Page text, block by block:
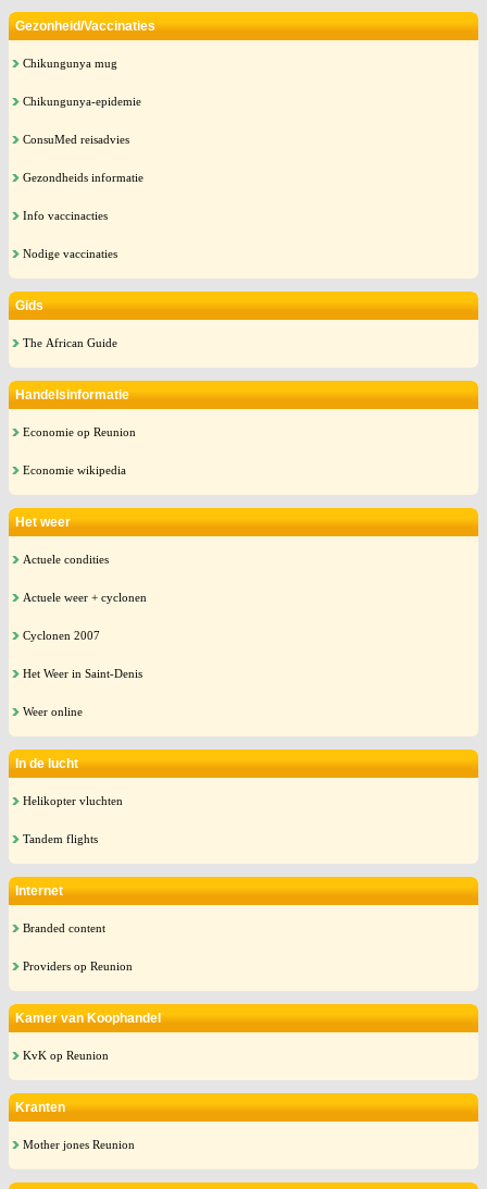
Gezonheid/Vaccinaties
Chikungunya mug
Chikungunya-epidemie
ConsuMed reisadvies
Gezondheids informatie
Info vaccinacties
Nodige vaccinaties
Gids
The African Guide
Handelsinformatie
Economie op Reunion
Economie wikipedia
Het weer
Actuele condities
Actuele weer + cyclonen
Cyclonen 2007
Het Weer in Saint-Denis
Weer online
In de lucht
Helikopter vluchten
Tandem flights
Internet
Branded content
Providers op Reunion
Kamer van Koophandel
KvK op Reunion
Kranten
Mother jones Reunion